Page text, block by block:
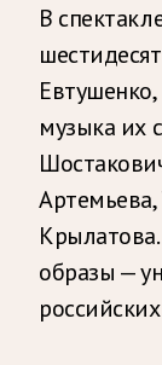
В
музыка их
образы —